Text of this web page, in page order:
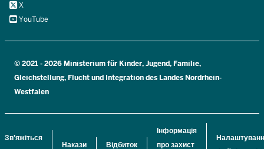
Зв'яжіться
Накази Відбиток
Інформація
про захист
X
YouTube
© 2021 - 2026 Ministerium für Kinder, Jugend, Familie,
Gleichstellung, Flucht und Integration des Landes Nordrhein-
Westfalen